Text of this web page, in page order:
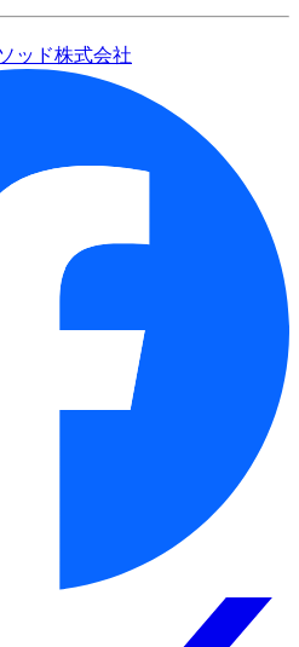
ッド株式会社